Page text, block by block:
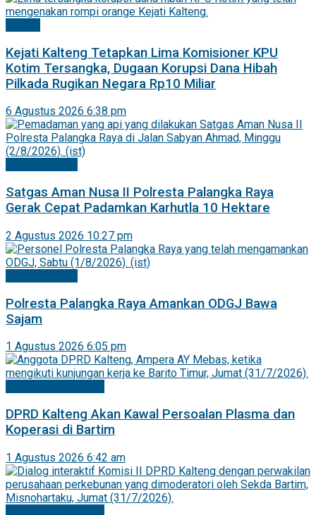
Kejati Kalteng Tetapkan Lima Komisioner KPU
Kotim Tersangka, Dugaan Korupsi Dana Hibah
Pilkada Rugikan Negara Rp10 Miliar
6 Agustus 2026 6:38 pm
Satgas Aman Nusa II Polresta Palangka Raya
Gerak Cepat Padamkan Karhutla 10 Hektare
2 Agustus 2026 10:27 pm
Polresta Palangka Raya Amankan ODGJ Bawa
Sajam
1 Agustus 2026 6:05 pm
DPRD Kalteng Akan Kawal Persoalan Plasma dan
Koperasi di Bartim
1 Agustus 2026 6:42 am